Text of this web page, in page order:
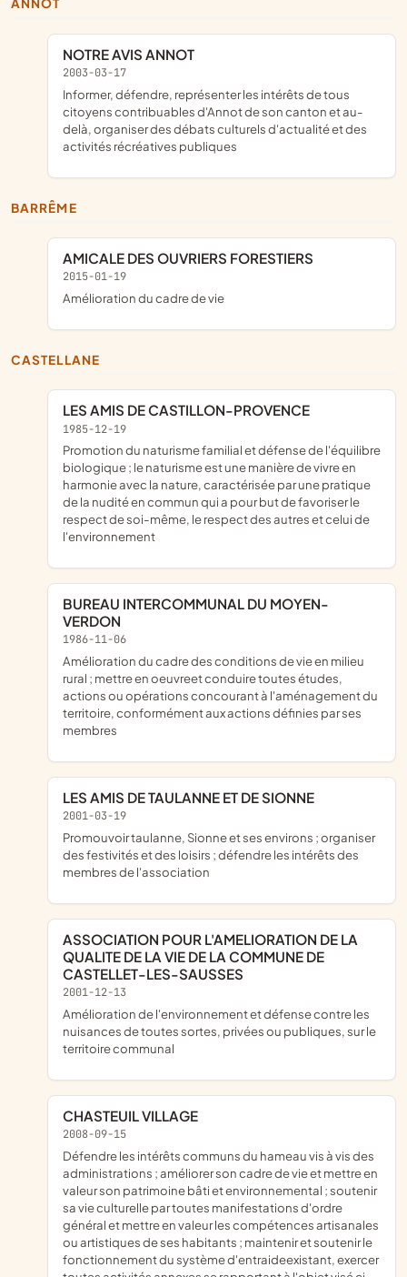
ANNOT
NOTRE AVIS ANNOT
2003-03-17
informer, défendre, représenter les intérêts de tous
citoyens contribuables d'Annot de son canton et au-
delà, organiser des débats culturels d'actualité et des
activités récréatives publiques
BARRÊME
AMICALE DES OUVRIERS FORESTIERS
2015-01-19
amélioration du cadre de vie
CASTELLANE
LES AMIS DE CASTILLON-PROVENCE
1985-12-19
promotion du naturisme familial et défense de l'équilibre
biologique ; le naturisme est une manière de vivre en
harmonie avec la nature, caractérisée par une pratique
de la nudité en commun qui a pour but de favoriser le
respect de soi-même, le respect des autres et celui de
l'environnement
BUREAU INTERCOMMUNAL DU MOYEN-
VERDON
1986-11-06
amélioration du cadre des conditions de vie en milieu
rural ; mettre en oeuvreet conduire toutes études,
actions ou opérations concourant à l'aménagement du
territoire, conformément aux actions définies par ses
membres
LES AMIS DE TAULANNE ET DE SIONNE
2001-03-19
promouvoir taulanne, Sionne et ses environs ; organiser
des festivités et des loisirs ; défendre les intérêts des
membres de l'association
ASSOCIATION POUR L'AMELIORATION DE LA
QUALITE DE LA VIE DE LA COMMUNE DE
CASTELLET-LES-SAUSSES
2001-12-13
amélioration de l'environnement et défense contre les
nuisances de toutes sortes, privées ou publiques, sur le
territoire communal
CHASTEUIL VILLAGE
2008-09-15
défendre les intérêts communs du hameau vis à vis des
administrations ; améliorer son cadre de vie et mettre en
valeur son patrimoine bâti et environnemental ; soutenir
sa vie culturelle par toutes manifestations d'ordre
général et mettre en valeur les compétences artisanales
ou artistiques de ses habitants ; maintenir et soutenir le
fonctionnement du système d'entraideexistant, exercer